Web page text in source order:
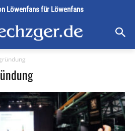
Löwenfans für Löwenfans